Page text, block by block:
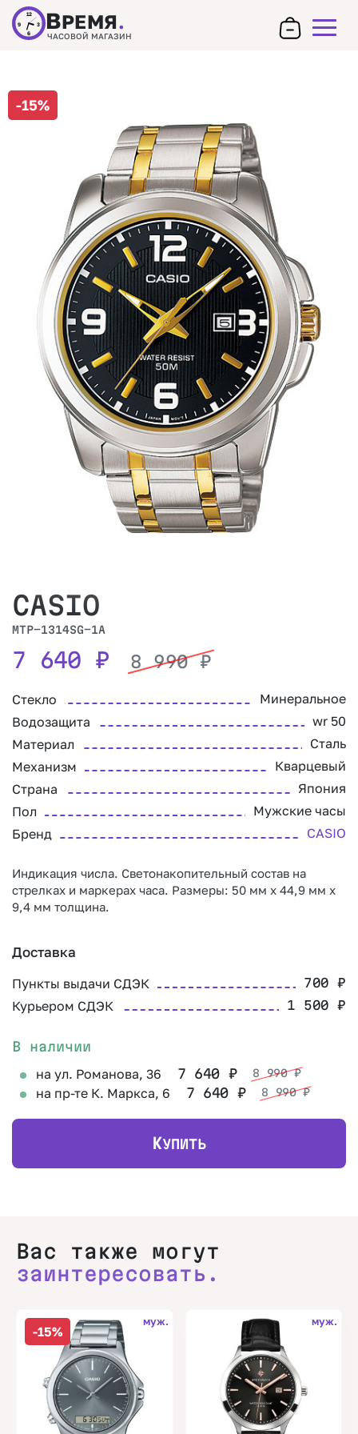
12
3
6
9 ВРЕМЯ.
ЧАСОВОЙ МАГАЗИН
-15%
CASIO
MTP-1314SG-1A
7 640 ₽ 8 990₽
Стекло
Минеральное
Водозащита
wr 50
Материал
Сталь
Механизм
Кварцевый
Страна
Япония
Пол
Мужские часы
Бренд
CASIO
Индикация числа. Светонакопительный состав на
стрелках и маркерах часа. Размеры: 50 мм х 44,9 мм х
9,4 мм толщина.
Доставка
Пункты выдачи СДЭК 700₽
Курьером СДЭК 1 500₽
В наличии
на ул. Романова, 36 7 640 ₽ 8 990₽
на пр-те К. Маркса, 6 7 640 ₽ 8 990₽
КУПИТЬ
Вас также могут
заинтересовать.
-15%
муж. муж.